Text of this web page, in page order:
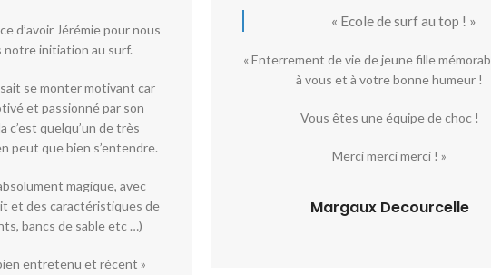
d’avoir Jérémie pour nous
notre initiation au surf.
se monter motivant car
et passionné par son
c’est quelqu’un de très
peut que bien s’entendre.
magique, avec
et des caractéristiques de
bancs de sable etc …)
entretenu et récent »
« Ecole de surf au top ! »
« Enterrement de vie de jeune fille
à vous et à votre bonne humeur !
Vous êtes une équipe de choc !
Merci merci merci ! »
Margaux Decourcelle